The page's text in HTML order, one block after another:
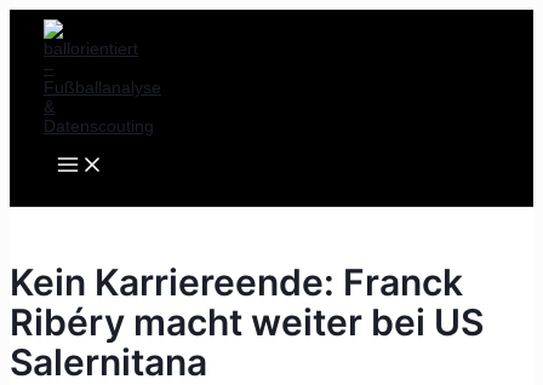
Zum
Inhalt
springen
MENU
Kein Karriereende: Franck
Ribéry macht weiter bei US
Salernitana
Post
navigation